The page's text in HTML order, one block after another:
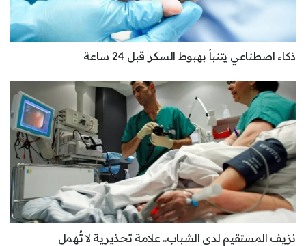
ذكاء اصطناعي يتنبأ بهبوط السكر قبل 24 ساعة
نزيف المستقيم لدى الشباب.. علامة تحذيرية لا تُهمل